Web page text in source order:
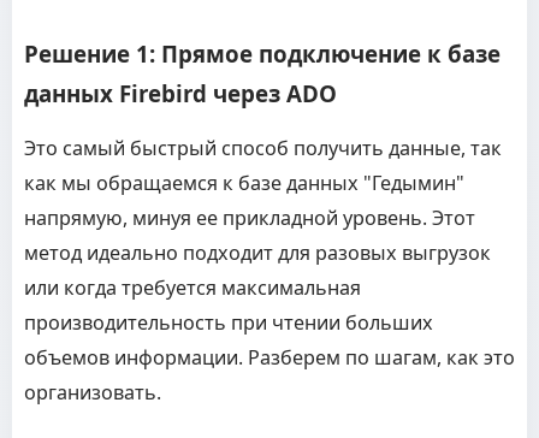
Решение 1: Прямое подключение к базе
данных Firebird через ADO
Это самый быстрый способ получить данные, так
как мы обращаемся к базе данных "Гедымин"
напрямую, минуя ее прикладной уровень. Этот
метод идеально подходит для разовых выгрузок
или когда требуется максимальная
производительность при чтении больших
объемов информации. Разберем по шагам, как это
организовать.